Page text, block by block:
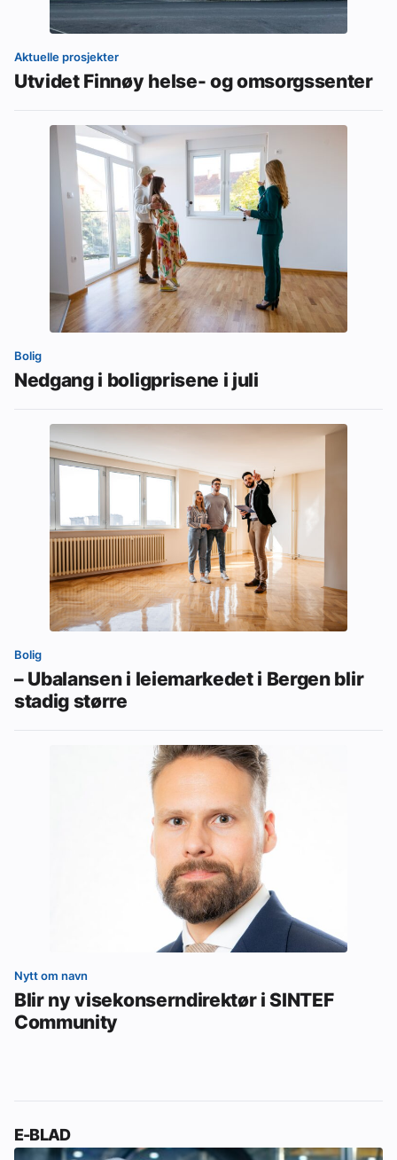
Aktuelle prosjekter
Utvidet Finnøy helse- og omsorgssenter
Bolig
Nedgang i boligprisene i juli
Bolig
– Ubalansen i leiemarkedet i Bergen blir
stadig større
Nytt om navn
Blir ny visekonserndirektør i SINTEF
Community
E-BLAD